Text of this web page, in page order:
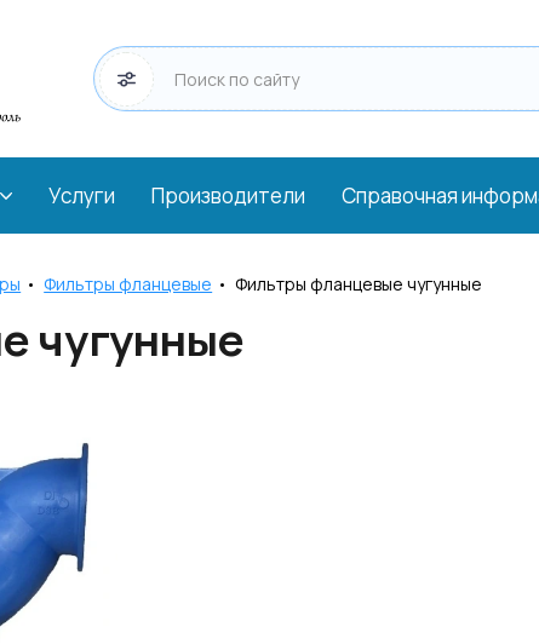
Услуги Производители Справочная
• Фильтры фланцевые • Фильтры фланцевые чугунные
чугунные